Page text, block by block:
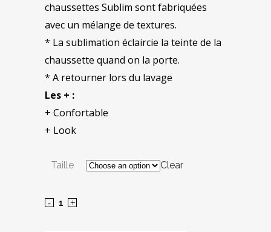
chaussettes Sublim sont fabriquées
avec un mélange de textures.
* La sublimation éclaircie la teinte de la
chaussette quand on la porte.
* A retourner lors du lavage
Les + :
+ Confortable
+ Look
Taille Clear